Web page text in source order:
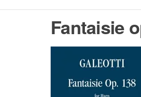
Fantaisie